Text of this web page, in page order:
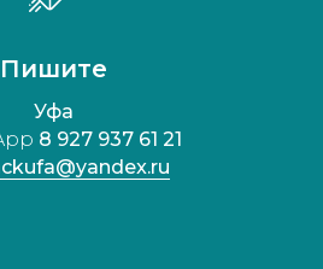
Пишите
Уфа
8 927 937 61 21